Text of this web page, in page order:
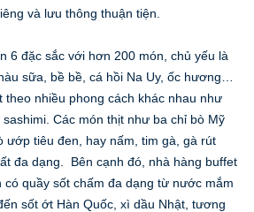
và lưu thông thuận tiện.
6 đặc sắc với hơn 200 món, chủ yếu là
sữa, bề bề, cá hồi Na Uy, ốc hương…
theo nhiều phong cách khác nhau như
Các món thịt như ba chỉ bò Mỹ
ướp tiêu đen, hay nấm, tim gà, gà rút
đa dạng. Bên cạnh đó, nhà hàng buffet
có quầy sốt chấm đa dạng từ nước mắm
sốt ớt Hàn Quốc, xì dầu Nhật, tương